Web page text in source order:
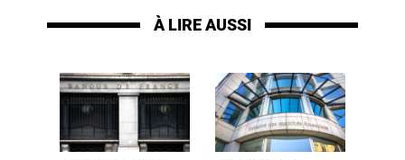
À LIRE AUSSI